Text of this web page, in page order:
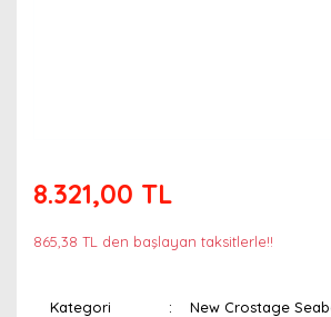
8.321,00 TL
865,38 TL den başlayan taksitlerle!!
Kategori New Crostage